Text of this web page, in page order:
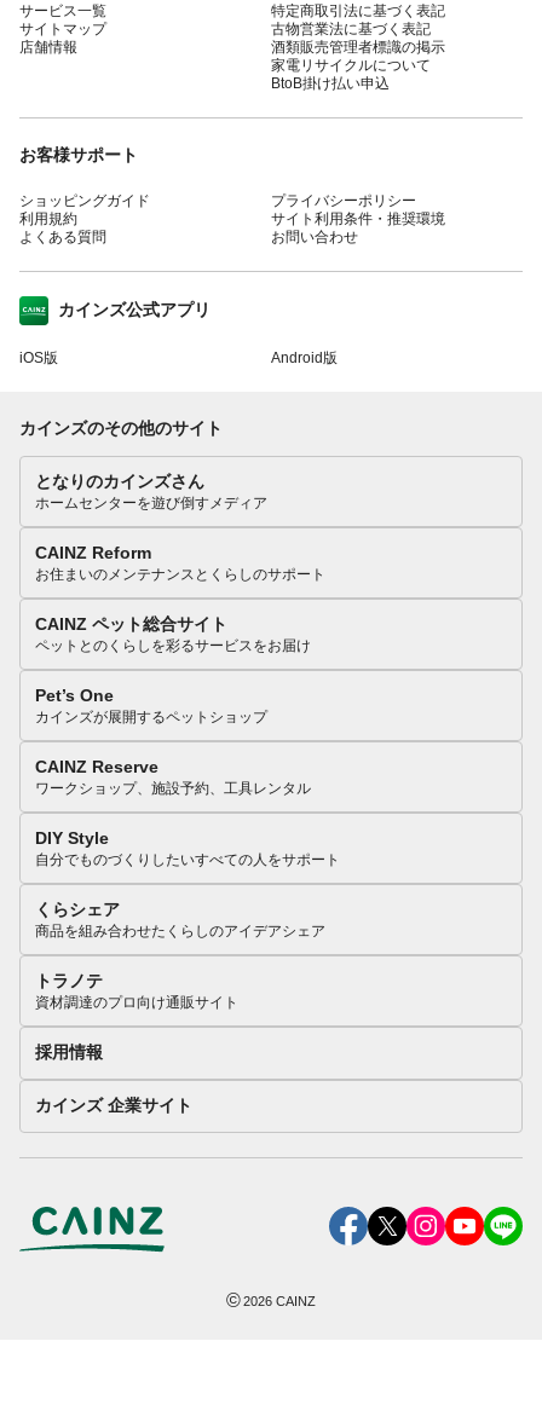
サービス一覧
サイトマップ
店舗情報
特定商取引法に基づく表記
古物営業法に基づく表記
酒類販売管理者標識の掲示
家電リサイクルについて
BtoB掛け払い申込
お客様サポート
ショッピングガイド
利用規約
よくある質問
プライバシーポリシー
サイト利用条件・推奨環境
お問い合わせ
カインズ公式アプリ
iOS版 Android版
カインズのその他のサイト
となりのカインズさん
ホームセンターを遊び倒すメディア
CAINZ Reform
お住まいのメンテナンスとくらしのサポート
CAINZ ペット総合サイト
ペットとのくらしを彩るサービスをお届け
Pet’s One
カインズが展開するペットショップ
CAINZ Reserve
ワークショップ、施設予約、工具レンタル
DIY Style
自分でものづくりしたいすべての人をサポート
くらシェア
商品を組み合わせたくらしのアイデアシェア
トラノテ
資材調達のプロ向け通販サイト
採用情報
カインズ 企業サイト
©2026 CAINZ